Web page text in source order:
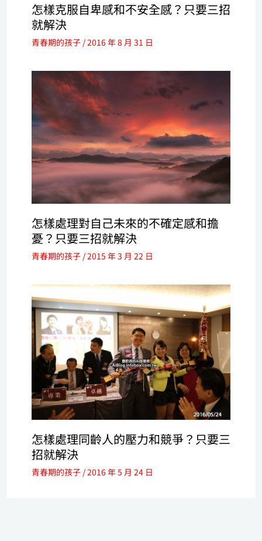
怎樣克服自卑感和不安全感？只要三招
就解決
青春期的孩子/2016 年 8 月 31 日
怎樣處理對自己未來的不確定感和擔
憂？只要三招就解決
青春期的孩子/2015 年 3 月 22 日
怎樣處理同齡人的壓力和競爭？只要三
招就解決
青春期的孩子/2016 年 5 月 24 日